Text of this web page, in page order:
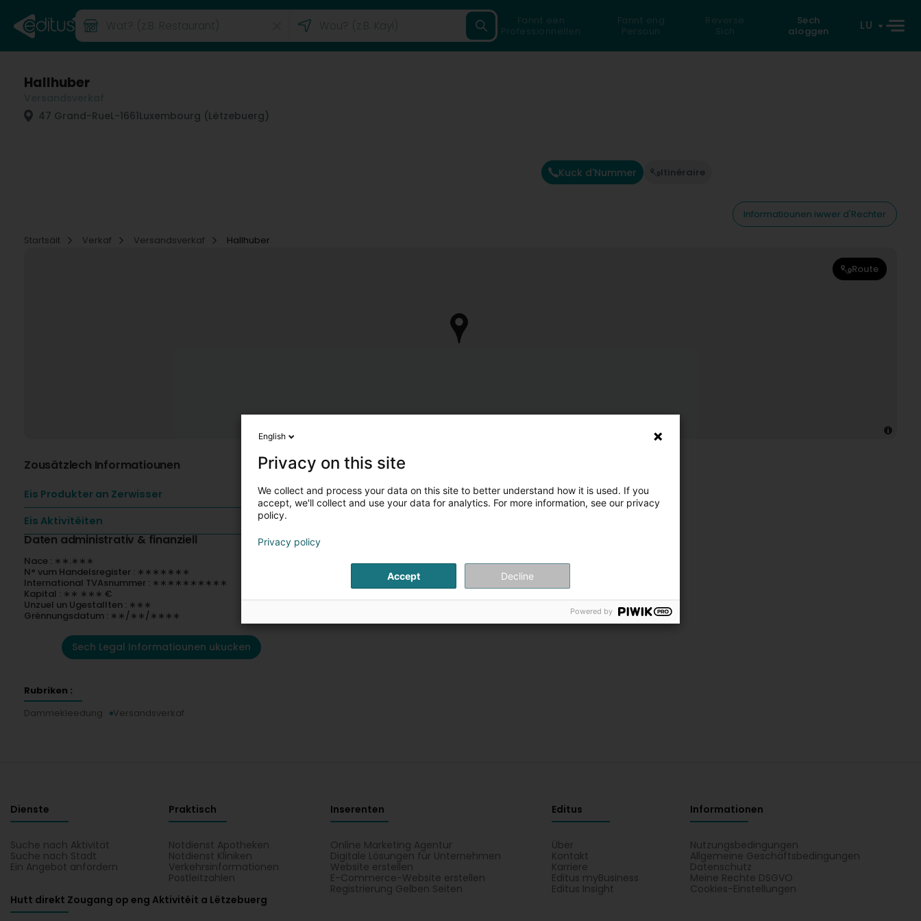
Fannt een
Professionnellen
Fannt eng
Persoun
Reverse
Sich
Sech
aloggen
LU
Hallhuber
47 Grand-RueL-1661Luxembourg (Lëtzebuerg)
Kuck d'Nummer Itinéraire
Informatiounen iwwer d'Rechter
Startsäit
Verkaf Versandsverkaf Hallhuber
Route
Zousätzlech Informatiounen
Eis Produkter an Zerwisser
Eis Aktivitéiten
Daten administrativ & finanziell
Nace : ∗∗.∗∗∗
N° vum Handelsregister : ∗∗∗∗∗∗∗
International TVAsnummer : ∗∗∗∗∗∗∗∗∗∗
Kapital : ∗∗ ∗∗∗ €
Unzuel un Ugestallten : ∗∗∗
Grënnungsdatum : ∗∗/∗∗/∗∗∗∗
Sech Legal Informatiounen ukucken
Rubriken :
Dammekleedung
Versandsverkaf
Dienste
Suche nach Aktivität
Suche nach Stadt
Ein Angebot anfordern
Praktisch
Notdienst Apotheken
Notdienst Kliniken
Verkehrsinformationen
Postleitzahlen
Inserenten
Online Marketing Agentur
Digitale Lösungen für Unternehmen
Website erstellen
E-Commerce-Website erstellen
Registrierung Gelben Seiten
Editus
Über
Kontakt
Karriere
Editus myBusiness
Editus Insight
Informationen
Nutzungsbedingungen
Allgemeine Geschäftsbedingungen
Datenschutz
Meine Rechte DSGVO
Cookies-Einstellungen
Hutt direkt Zougang op eng Aktivitéit a Lëtzebuerg
English
Privacy on this site
We collect and process your data on this site to better understand how it is used. If you
accept, we'll collect and use your data for analytics. For more information, see our privacy
policy.
Privacy policy
Accept Decline
Powered by